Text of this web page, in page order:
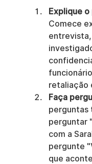
Explique
Comece
retaliação
Faça
perguntas
perguntar
com a
pergunte
que